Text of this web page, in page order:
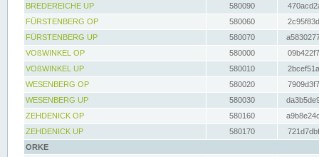
BREDEREICHE UP
580090
FÜRSTENBERG OP
580060
FÜRSTENBERG UP
580070
VOßWINKEL OP
580000
VOßWINKEL UP
580010
WESENBERG OP
580020
WESENBERG UP
580030
ZEHDENICK OP
580160
ZEHDENICK UP
580170
ORKE